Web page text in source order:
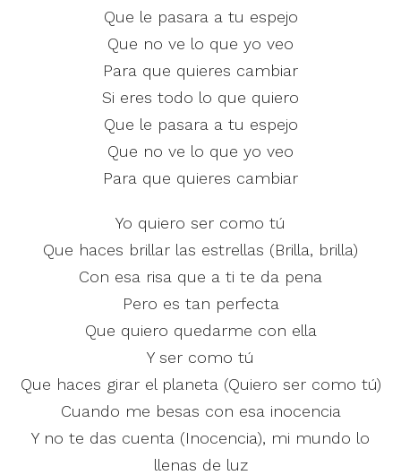
Que le pasara a tu espejo
Que no ve lo que yo veo
Para que quieres cambiar
Si eres todo lo que quiero
Que le pasara a tu espejo
Que no ve lo que yo veo
Para que quieres cambiar
Yo quiero ser como tú
Que haces brillar las estrellas (Brilla, brilla)
Con esa risa que a ti te da pena
Pero es tan perfecta
Que quiero quedarme con ella
Y ser como tú
Que haces girar el planeta (Quiero ser como tú)
Cuando me besas con esa inocencia
Y no te das cuenta (Inocencia), mi mundo lo
llenas de luz